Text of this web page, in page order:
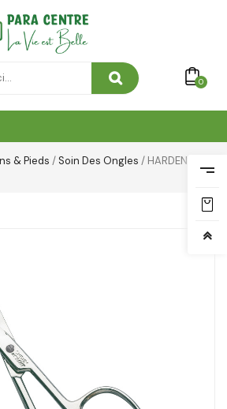
0
& Pieds /Soin Des Ongles / HARDENBURG